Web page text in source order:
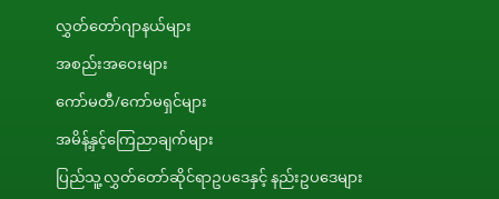
လွှတ်တော်ဂျာနယ်များ
အစည်းအဝေးများ
ကော်မတီ/ကော်မရှင်များ
အမိန့်နှင့်ကြေညာချက်များ
ပြည်သူ့လွှတ်တော်ဆိုင်ရာဥပဒေနှင့် နည်းဥပဒေများ